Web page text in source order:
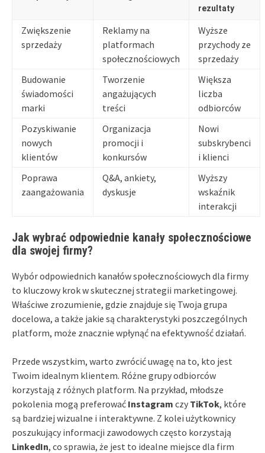
rezultaty
Zwiększenie
sprzedaży
Reklamy na
platformach
społecznościowych
Wyższe
przychody ze
sprzedaży
Budowanie
świadomości
marki
Tworzenie
angażujących
treści
Większa
liczba
odbiorców
Pozyskiwanie
nowych
klientów
Organizacja
promocji i
konkursów
Nowi
subskrybenci
i klienci
Poprawa
zaangażowania
Q&A, ankiety,
dyskusje
Wyższy
wskaźnik
interakcji
Jak wybrać odpowiednie kanały społecznościowe
dla swojej firmy?
Wybór odpowiednich kanałów społecznościowych dla firmy
to kluczowy krok w skutecznej strategii marketingowej.
Właściwe zrozumienie, gdzie znajduje się Twoja grupa
docelowa, a także jakie są charakterystyki poszczególnych
platform, może znacznie wpłynąć na efektywność działań.
Przede wszystkim, warto zwrócić uwagę na to, kto jest
Twoim idealnym klientem. Różne grupy odbiorców
korzystają z różnych platform. Na przykład, młodsze
pokolenia mogą preferować Instagram czy TikTok, które
są bardziej wizualne i interaktywne. Z kolei użytkownicy
poszukujący informacji zawodowych często korzystają
LinkedIn, co sprawia, że jest to idealne miejsce dla firm